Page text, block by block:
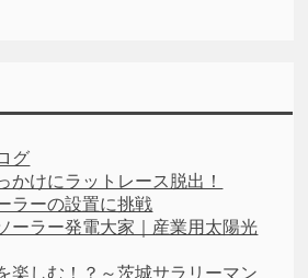
グ
かけにラットレース脱出！
ラーの設置に挑戦
ーラー発電大家｜産業用太陽光
楽しむ！？～茨城サラリーマン